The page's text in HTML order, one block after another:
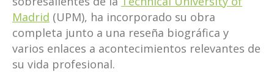
Madrid (UPM), ha incorporado su obra
completa junto a una reseña biográfica y
varios enlaces a acontecimientos relevantes de
su vida profesional.